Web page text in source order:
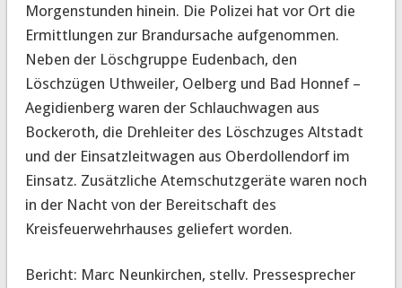
Morgenstunden hinein. Die Polizei hat vor Ort die
Ermittlungen zur Brandursache aufgenommen.
Neben der Löschgruppe Eudenbach, den
Löschzügen Uthweiler, Oelberg und Bad Honnef –
Aegidienberg waren der Schlauchwagen aus
Bockeroth, die Drehleiter des Löschzuges Altstadt
und der Einsatzleitwagen aus Oberdollendorf im
Einsatz. Zusätzliche Atemschutzgeräte waren noch
in der Nacht von der Bereitschaft des
Kreisfeuerwehrhauses geliefert worden.
Bericht: Marc Neunkirchen, stellv. Pressesprecher